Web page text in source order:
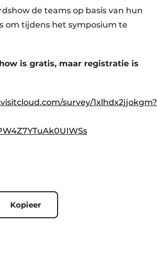
de teams op basis van hun
om tijdens het symposium te
is gratis, maar registratie is
survey/1xlhdx2jjokgm?
Kopieer